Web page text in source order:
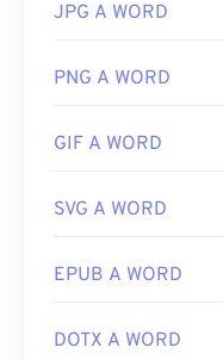
JPG A WORD
PNG A WORD
GIF A WORD
SVG A WORD
EPUB A WORD
DOTX A WORD